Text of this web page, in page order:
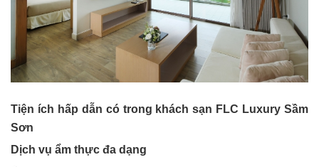
Tiện ích hấp dẫn có trong khách sạn FLC Luxury Sầm
Sơn
Dịch vụ ẩm thực đa dạng